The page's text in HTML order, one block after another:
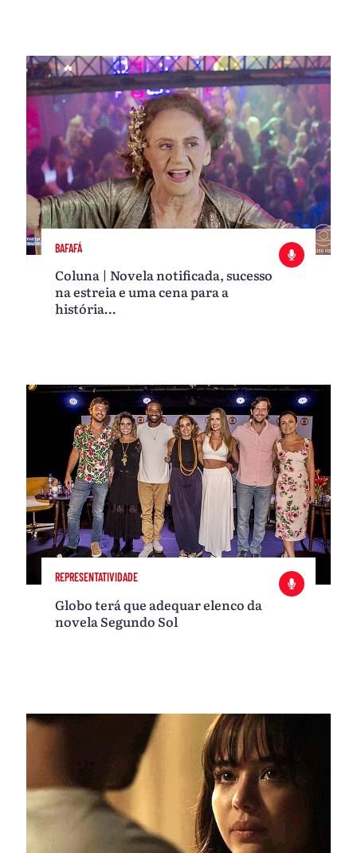
BAFAFÁ
Coluna | Novela notificada, sucesso
na estreia e uma cena para a
história…
REPRESENTATIVIDADE
Globo terá que adequar elenco da
novela Segundo Sol